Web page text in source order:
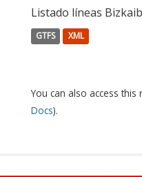
Listado líneas
GTFS XML
You can also access this
Docs).